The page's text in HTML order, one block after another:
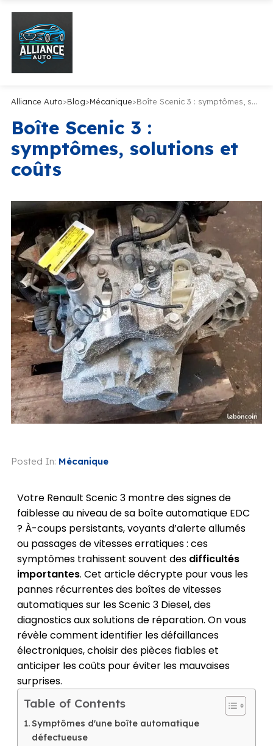
Alliance Auto>Blog>Mécanique> Boîte Scenic 3 : symptômes, solutions et coûts
Boîte Scenic 3 :
symptômes, solutions et
coûts
Posted In: Mécanique
Votre Renault Scenic 3 montre des signes de
faiblesse au niveau de sa boîte automatique EDC
? À-coups persistants, voyants d’alerte allumés
ou passages de vitesses erratiques : ces
symptômes trahissent souvent des difficultés
importantes. Cet article décrypte pour vous les
pannes récurrentes des boîtes de vitesses
automatiques sur les Scenic 3 Diesel, des
diagnostics aux solutions de réparation. On vous
révèle comment identifier les défaillances
électroniques, choisir des pièces fiables et
anticiper les coûts pour éviter les mauvaises
surprises.
Table of Contents
Symptômes d'une boîte automatique
défectueuse